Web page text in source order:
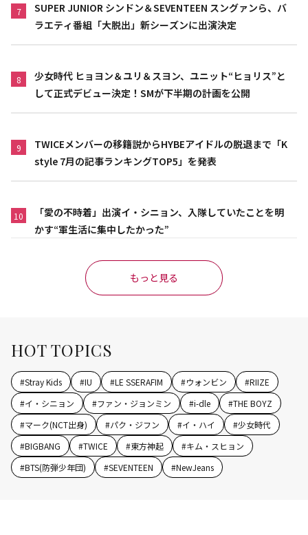
7
SUPER JUNIOR シンドン＆SEVENTEEN スングァンら、バ
ラエティ番組「大脱出」新シーズンに出演決定
8
少女時代 ヒョヨン＆ユリ＆スヨン、ユニット“ヒョリス”と
して正式デビュー決定！SMが下半期の計画を公開
9
TWICEメンバーの移籍説からHYBEアイドルの脱退まで「K
style 7月の記事ランキングTOP5」を発表
10
「愛の不時着」出演イ・シニョン、入隊していたことを明
かす“軍生活に集中したかった”
もっと見る
HOT TOPICS
#Stray Kids #IU #LE SSERAFIM #ウォンビン #RIIZE
#イ・シニョン #ファン・ジョンミン #i-dle #THE BOYZ
#マーク(NCT出身) #パク・ジフン #イ・ハイ #少女時代
#BIGBANG #TWICE #東方神起 #キム・スヒョン
#BTS(防弾少年団) #SEVENTEEN #NewJeans